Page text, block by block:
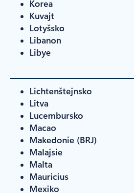
Korea
Kuvajt
Lotyšsko
Libanon
Libye
Lichtenštejnsko
Litva
Lucembursko
Macao
Makedonie (BRJ)
Malajsie
Malta
Mauricius
Mexiko